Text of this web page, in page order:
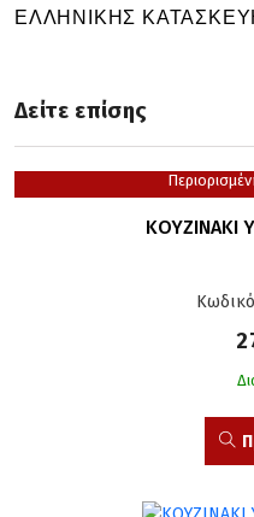
ΕΛΛΗΝΙΚΗΣ
Δείτε επίσης
ΚΟΥΖΙΝΑΚΙ